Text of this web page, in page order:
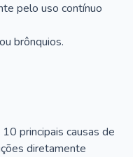
pelo uso contínuo
brônquios.
principais causas de
diretamente